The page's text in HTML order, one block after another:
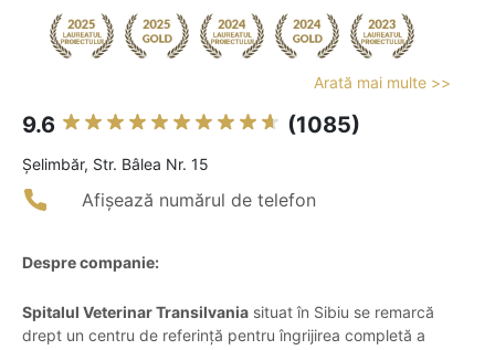
Arată mai multe >>
9.6 (1085)
Şelimbăr, Str. Bâlea Nr. 15
Afișează numărul de telefon
Despre companie:
Spitalul Veterinar Transilvania situat în Sibiu se remarcă
drept un centru de referință pentru îngrijirea completă a